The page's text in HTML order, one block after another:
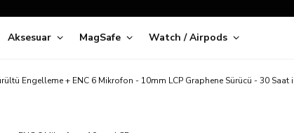
Kargoda!
ile Taksitli Hızlı ve Güvenli Alışveriş!
Fiyatlar
Aksesuar MagSafe Watch / Airpods
Engelleme + ENC 6 Mikrofon - 10mm LCP Graphene Sürücü - 30